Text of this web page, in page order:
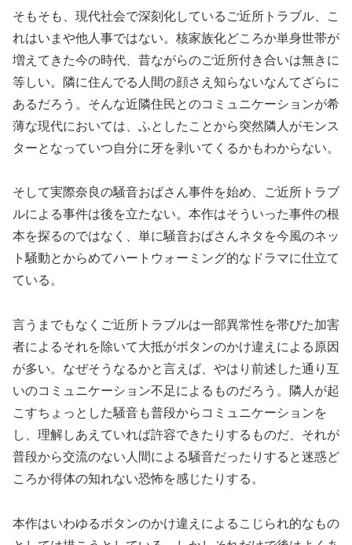
そもそも、現代社会で深刻化しているご近所トラブル、こ
れはいまや他人事ではない。核家族化どころか単身世帯が
増えてきた今の時代、昔ながらのご近所付き合いは無きに
等しい。隣に住んでる人間の顔さえ知らないなんてざらに
あるだろう。そんな近隣住民とのコミュニケーションが希
薄な現代においては、ふとしたことから突然隣人がモンス
ターとなっていつ自分に牙を剥いてくるかもわからない。
そして実際奈良の騒音おばさん事件を始め、ご近所トラブ
ルによる事件は後を立たない。本作はそういった事件の根
本を探るのではなく、単に騒音おばさんネタを今風のネッ
ト騒動とからめてハートウォーミング的なドラマに仕立て
ている。
言うまでもなくご近所トラブルは一部異常性を帯びた加害
者によるそれを除いて大抵がボタンのかけ違えによる原因
が多い。なぜそうなるかと言えば、やはり前述した通り互
いのコミュニケーション不足によるものだろう。隣人が起
こすちょっとした騒音も普段からコミュニケーションを
し、理解しあえていれば許容できたりするものだ、それが
普段から交流のない人間による騒音だったりすると迷惑ど
ころか得体の知れない恐怖を感じたりする。
本作はいわゆるボタンのかけ違えによるこじられ的なもの